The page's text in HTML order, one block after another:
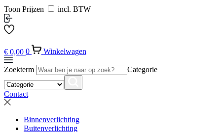
Toon Prijzen incl. BTW
€ 0,00 0 Winkelwagen
Zoekterm Categorie
Contact
Binnenverlichting
Buitenverlichting